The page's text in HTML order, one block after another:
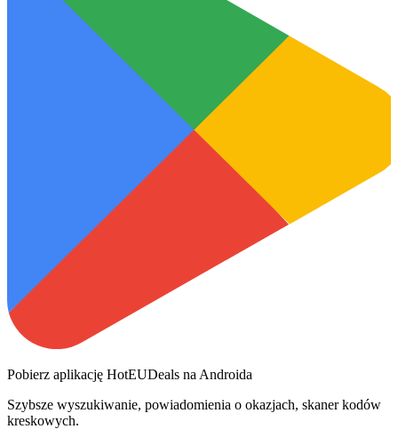
Pobierz aplikację HotEUDeals na Androida
Szybsze wyszukiwanie, powiadomienia o okazjach, skaner kodów
kreskowych.